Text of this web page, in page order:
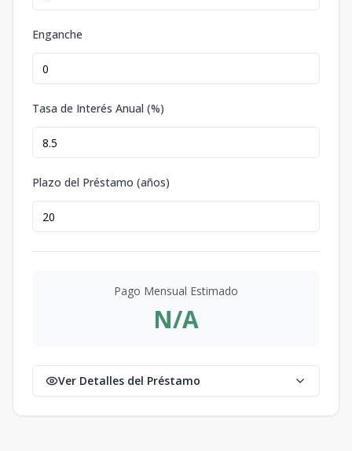
Enganche
Tasa de Interés Anual (%)
Plazo del Préstamo (años)
Pago Mensual Estimado
N/A
Ver Detalles del Préstamo